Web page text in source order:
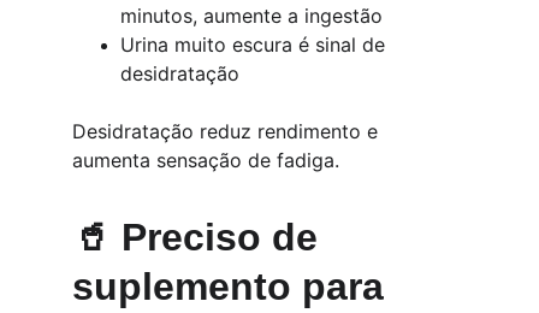
minutos, aumente a ingestão
Urina muito escura é sinal de
desidratação
Desidratação reduz rendimento e
aumenta sensação de fadiga.
🥤 Preciso de
suplemento para